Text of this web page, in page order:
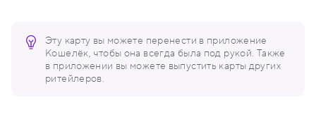
Эту карту вы можете перенести в приложение
Кошелёк, чтобы она всегда была под рукой. Также
в приложении вы можете выпустить карты других
ритейлеров.